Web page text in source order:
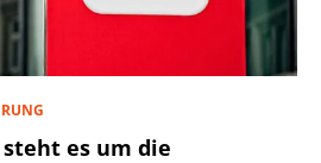
steht es um die